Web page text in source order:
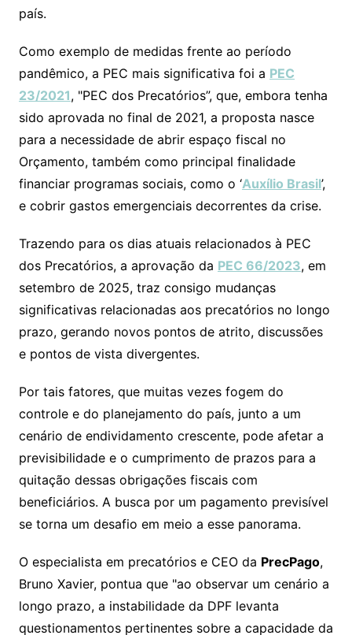
país.
Como exemplo de medidas frente ao período
pandêmico, a PEC mais significativa foi a PEC
23/2021, "PEC dos Precatórios”, que, embora tenha
sido aprovada no final de 2021, a proposta nasce
para a necessidade de abrir espaço fiscal no
Orçamento, também como principal finalidade
financiar programas sociais, como o ‘Auxílio Brasil’,
e cobrir gastos emergenciais decorrentes da crise.
Trazendo para os dias atuais relacionados à PEC
dos Precatórios, a aprovação da PEC 66/2023, em
setembro de 2025, traz consigo mudanças
significativas relacionadas aos precatórios no longo
prazo, gerando novos pontos de atrito, discussões
e pontos de vista divergentes.
Por tais fatores, que muitas vezes fogem do
controle e do planejamento do país, junto a um
cenário de endividamento crescente, pode afetar a
previsibilidade e o cumprimento de prazos para a
quitação dessas obrigações fiscais com
beneficiários. A busca por um pagamento previsível
se torna um desafio em meio a esse panorama.
O especialista em precatórios e CEO da PrecPago,
Bruno Xavier, pontua que "ao observar um cenário a
longo prazo, a instabilidade da DPF levanta
questionamentos pertinentes sobre a capacidade da